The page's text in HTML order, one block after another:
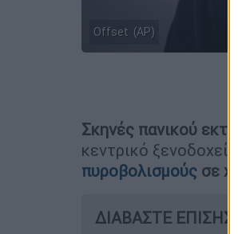
Offset (AP)
Σκηνές πανικού
κεντρικό
πυροβολισμούς σε
ΔΙΑΒΑΣΤΕ ΕΠΙΣΗΣ